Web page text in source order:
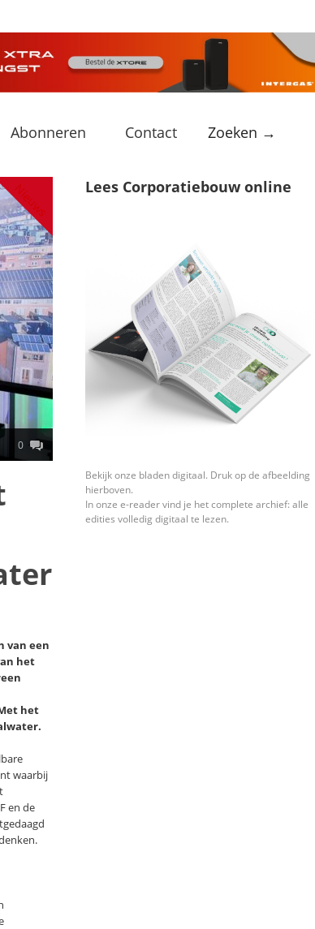
Abonneren Contact Zoeken →
Nieuws
0
van een
het
het
waarbij
en de
Lees Corporatiebouw online
Bekijk onze bladen digitaal. Druk op de afbeelding
hierboven.
In onze e-reader vind je het complete archief: alle
edities volledig digitaal te lezen.